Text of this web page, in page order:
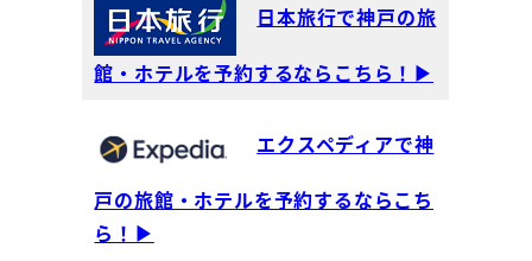
日本旅行で神戸の旅
館・ホテルを予約するならこちら！▶
エクスペディアで神
戸の旅館・ホテルを予約するならこち
ら！▶